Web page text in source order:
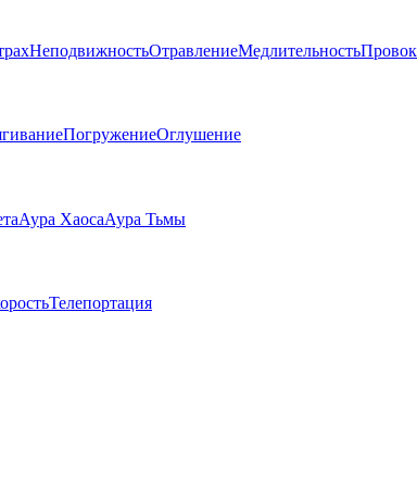
НеподвижностьОтравлениеМедлительность
ПогружениеОглушение
Аура ХаосаАура Тьмы
Телепортация